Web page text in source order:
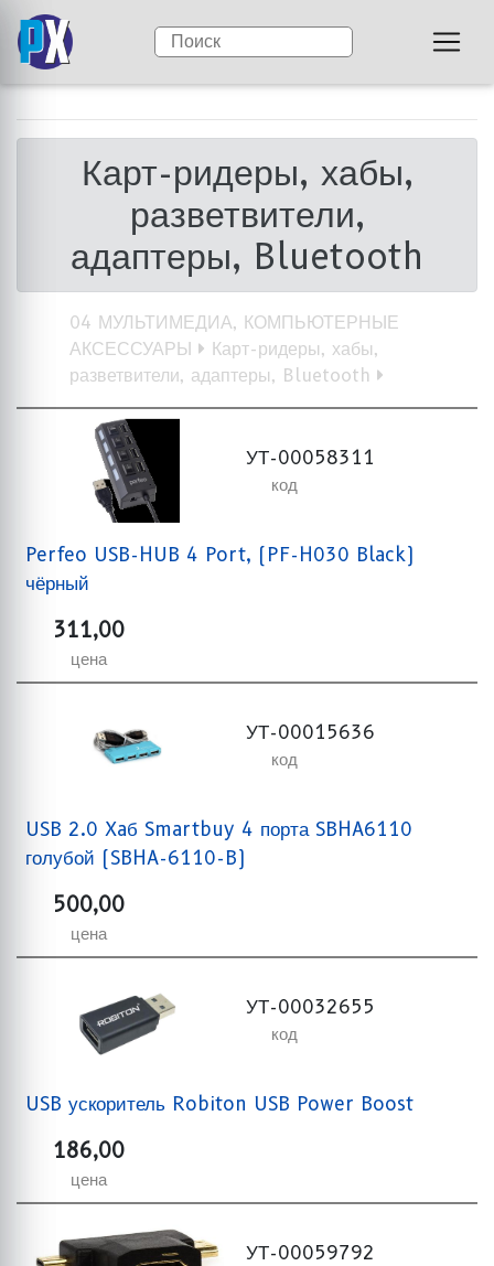
Карт-ридеры, хабы,
разветвители,
адаптеры, Bluetooth
04 МУЛЬТИМЕДИА, КОМПЬЮТЕРНЫЕ
АКСЕССУАРЫ
Карт-ридеры, хабы,
разветвители, адаптеры, Bluetooth
УТ-00058311
код
Perfeo USB-HUB 4 Port, (PF-H030 Black)
чёрный
311,00
цена
УТ-00015636
код
USB 2.0 Xaб Smartbuy 4 порта SBHA6110
голубой (SBHA-6110-B)
500,00
цена
УТ-00032655
код
USB ускоритель Robiton USB Power Boost
186,00
цена
УТ-00059792